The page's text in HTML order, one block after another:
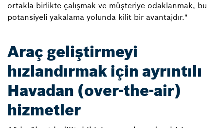
ortakla birlikte çalışmak ve müşteriye odaklanmak, bu
potansiyeli yakalama yolunda kilit bir avantajdır."
Araç geliştirmeyi
hızlandırmak için ayrıntılı
Havadan (over-the-air)
hizmetler